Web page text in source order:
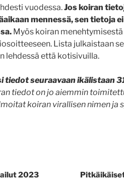
vuodessa.Jos koiran
mennessä, sen tietoja
Myös koiran
Lista julkaistaan
lehdessä että kotisivuilla.
tiedot seuraavaan ikälistaan
tiedot on jo aiemmin
koiran virallisen nimen ja
2023